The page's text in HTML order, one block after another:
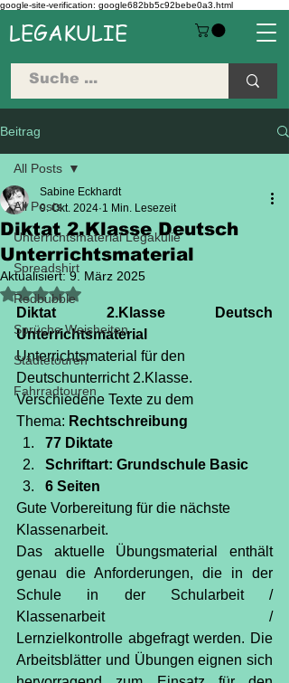
google-site-verification: google682bb5c92bebe0a3.html
LEGAKULIE
Beitrag
All Posts
Unterrichtsmaterial Legakulie
Spreadshirt
Redbubble
Sprüche Weisheiten
Städtetouren
Fahrradtouren
All Posts
Diktat 2.Klasse Deutsch
Unterrichtsmaterial
Sabine Eckhardt
9. Okt. 2024 1 Min. Lesezeit
Aktualisiert:9. März 2025
Mit NaN von 5 Sternen bewertet.
Diktat 2.Klasse Deutsch
Unterrichtsmaterial
Unterrichtsmaterial für den
Deutschunterricht 2.Klasse.
Verschiedene Texte zu dem
Thema: Rechtschreibung
77 Diktate
Schriftart: Grundschule Basic
6 Seiten
Gute Vorbereitung für die nächste
Klassenarbeit.
Das aktuelle Übungsmaterial enthält
genau die Anforderungen, die in der
Schule in der Schularbeit /
Klassenarbeit /
Lernzielkontrolle abgefragt werden. Die
Arbeitsblätter und Übungen eignen sich